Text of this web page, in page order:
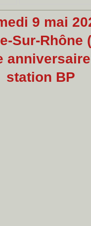
9 mai
Sur-Rhône
station BP